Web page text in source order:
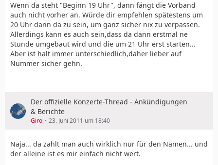
Wenn da steht "Beginn 19 Uhr", dann fängt die Vorband
auch nicht vorher an. Würde dir empfehlen spätestens um
20 Uhr dann da zu sein, um ganz sicher nix zu verpassen.
Allerdings kann es auch sein,dass da dann erstmal ne
Stunde umgebaut wird und die um 21 Uhr erst starten...
Aber ist halt immer unterschiedlich,daher lieber auf
Nummer sicher gehn.
Der offizielle Konzerte-Thread - Ankündigungen
& Berichte
Giro 23. Juni 2011 um 18:40
Naja... da zahlt man auch wirklich nur für den Namen... und
der alleine ist es mir einfach nicht wert.